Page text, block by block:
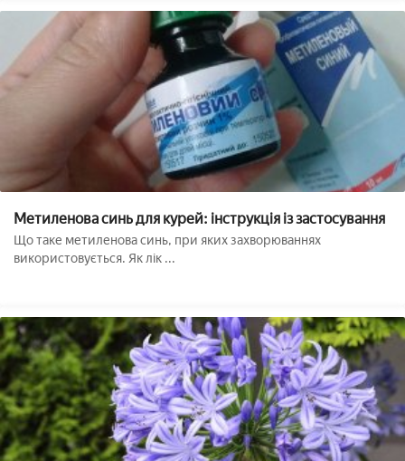
Метиленова синь для курей: інструкція із застосування
Що таке метиленова синь, при яких захворюваннях
використовується. Як лік ...